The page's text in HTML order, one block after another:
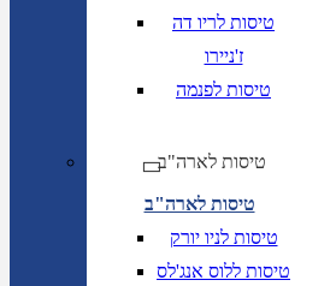
טיסות לריו דה
ז'ניירו
טיסות לפנמה
טיסות לארה"ב
טיסות לארה"ב
טיסות לניו יורק
טיסות ללוס אנג'לס